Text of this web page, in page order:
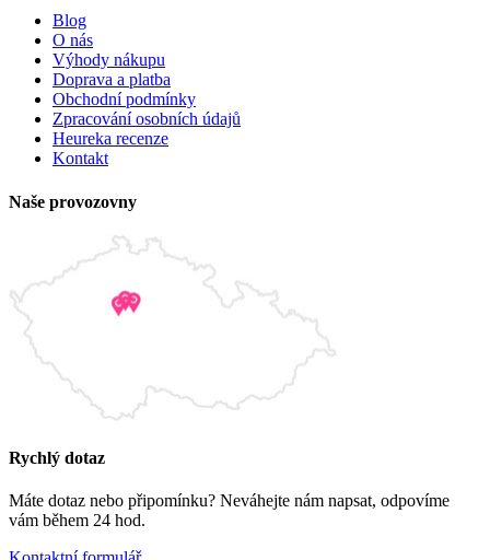
Blog
O nás
Výhody nákupu
Doprava a platba
Obchodní podmínky
Zpracování osobních údajů
Heureka recenze
Kontakt
Naše provozovny
Rychlý dotaz
Máte dotaz nebo připomínku? Neváhejte nám napsat, odpovíme
vám během 24 hod.